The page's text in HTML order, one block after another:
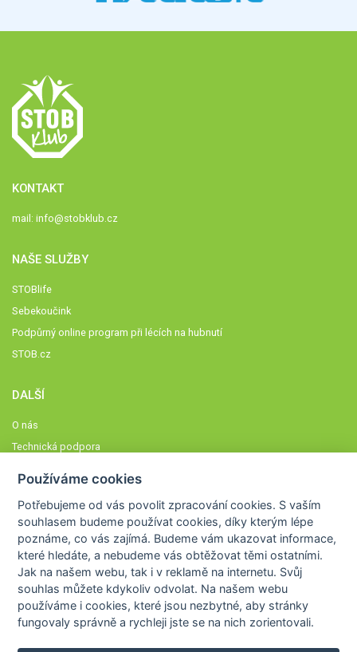
KONTAKT
mail: info@stobklub.cz
NAŠE SLUŽBY
STOBlife
Sebekoučink
Podpůrný online program při lécích na hubnutí
STOB.cz
DALŠÍ
O nás
Technická podpora
Členové STOBklubu
Zásady nakládání s osobními údaji
Otestujte se
Spočítejte si
Výzva 52
Používáme cookies
Potřebujeme od vás povolit zpracování cookies. S vaším
souhlasem budeme používat cookies, díky kterým lépe
poznáme,co vás zajímá. Budeme vám ukazovat informace,
které hledáte, a nebudeme vás obtěžovat těmi ostatními.
Jak na našem webu, tak i v reklamě na internetu. Svůj
souhlas můžete kdykoliv odvolat. Na našem webu
používáme i cookies, které jsou nezbytné, aby stránky
fungovaly správně a rychleji jste se na nich zorientovali.